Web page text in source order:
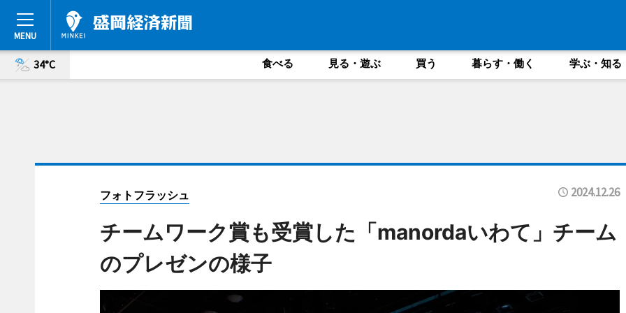
34°C 食べる 見る・遊ぶ 買う 暮らす・働く 学ぶ・知る
フォトフラッシュ 2024.12.26
チームワーク賞も受賞した「manordaいわて」チーム
のプレゼンの様子